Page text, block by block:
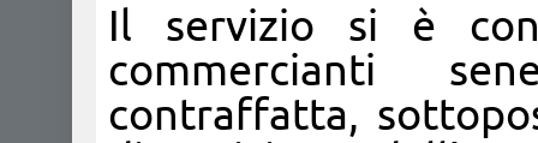
Il servizio si è
commercianti
contraffatta,